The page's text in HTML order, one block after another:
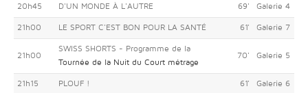
20h45 D'UN MONDE À L'AUTRE 69' Galerie 4
21h00 LE SPORT C'EST BON POUR LA SANTÉ 61' Galerie 7
21h00
SWISS SHORTS - Programme de la
Tournée de la Nuit du Court métrage
70' Galerie 5
21h15 PLOUF ! 61' Galerie 6